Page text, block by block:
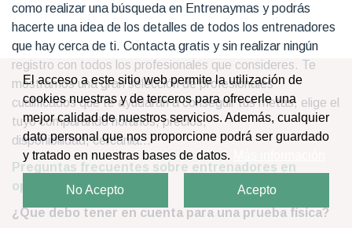
como realizar una búsqueda en Entrenaymas y podrás
hacerte una idea de los detalles de todos los entrenadores
que hay cerca de ti. Contacta gratis y sin realizar ningún
registro con todos los profesionales que consideres. Te
mostramos una gran selección de profesionales
cualificados que te ayudaran a conseguir tus metas, elige el
tuyo comparando horarios, precios,
disponibilidad, cercania...
Preguntas frecuentes sobre entrenadores en
oposiciones online
¿Que debo tener en cuenta para una prueba física?
El acceso a este sitio web permite la utilización de
cookies nuestras y de terceros para ofrecerle una
mejor calidad de nuestros servicios. Además, cualquier
dato personal que nos proporcione podrá ser guardado
y tratado en nuestras bases de datos.
No Acepto Acepto